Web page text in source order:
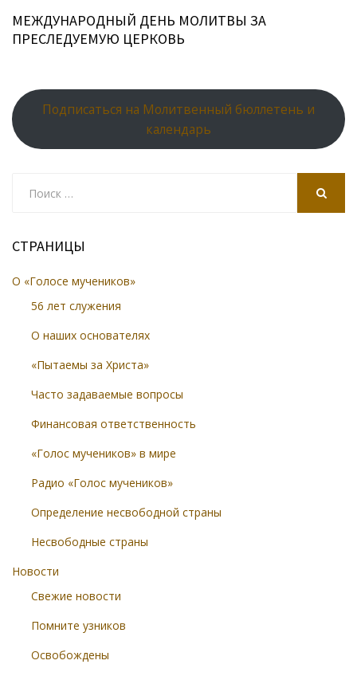
МЕЖДУНАРОДНЫЙ ДЕНЬ МОЛИТВЫ ЗА
ПРЕСЛЕДУЕМУЮ ЦЕРКОВЬ
Подписаться на Молитвенный бюллетень и
календарь
СТРАНИЦЫ
О «Голосе мучеников»
56 лет служения
О наших основателях
«Пытаемы за Христа»
Часто задаваемые вопросы
Финансовая ответственность
«Голос мучеников» в мире
Радио «Голос мучеников»
Определение несвободной страны
Несвободные страны
Новости
Свежие новости
Помните узников
Освобождены